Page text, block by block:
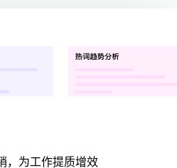
，为工作提质增效